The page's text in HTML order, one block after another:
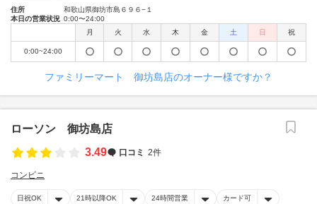
住所
和歌山県御坊市島６９６−１
本日の営業状況 0:00〜24:00
月
火 水 木 金 土 日 祝
0:00~24:00
ファミリーマート 御坊島店のオーナー様ですか？
ローソン 御坊島店
3.49
口コミ 2件
コンビニ
日祝OK 21時以降OK 24時間営業 カード可